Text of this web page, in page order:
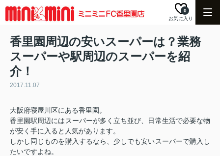
お気に入り
0
香里園周辺の安いスーパーは？業務
スーパーや駅周辺のスーパーを紹
介！
2017.11.07
大阪府寝屋川区にある香里園。
香里園駅周辺にはスーパーが多く立ち並び、日常生活で必要な物
が安く手に入ると人気があります。
しかし同じものを購入するなら、少しでも安いスーパーで購入し
たいですよね。